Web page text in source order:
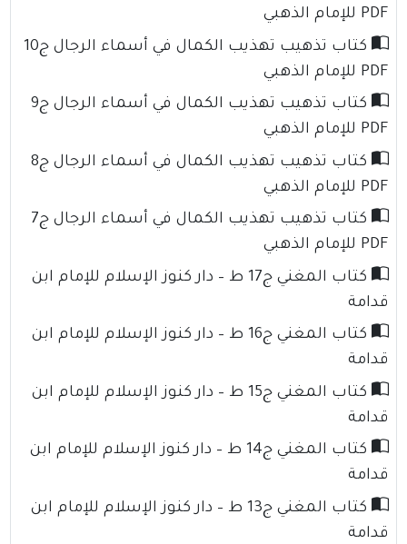
PDF للإمام الذهبي
كتاب تذهيب تهذيب الكمال في أسماء الرجال ج10
PDF للإمام الذهبي
كتاب تذهيب تهذيب الكمال في أسماء الرجال ج9
PDF للإمام الذهبي
كتاب تذهيب تهذيب الكمال في أسماء الرجال ج8
PDF للإمام الذهبي
كتاب تذهيب تهذيب الكمال في أسماء الرجال ج7
PDF للإمام الذهبي
كتاب المغني ج17 ط – دار كنوز الإسلام للإمام ابن
قدامة
كتاب المغني ج16 ط – دار كنوز الإسلام للإمام ابن
قدامة
كتاب المغني ج15 ط – دار كنوز الإسلام للإمام ابن
قدامة
كتاب المغني ج14 ط – دار كنوز الإسلام للإمام ابن
قدامة
كتاب المغني ج13 ط – دار كنوز الإسلام للإمام ابن
قدامة